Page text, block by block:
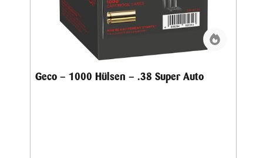
Geco – 1000 Hülsen – .38 Super Auto